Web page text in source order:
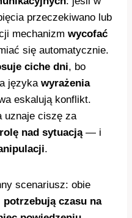
przeczekiwano lub
mechanizm wycofać
się automatycznie.
ciche dni, bo
języka wyrażenia
eskalują konflikt.
uznaje ciszę za
nad sytuacją— i
.
scenariusz: obie
potrzebują czasu na